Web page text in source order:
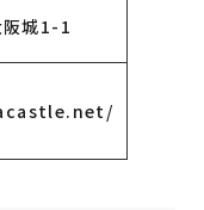
阪城1-1